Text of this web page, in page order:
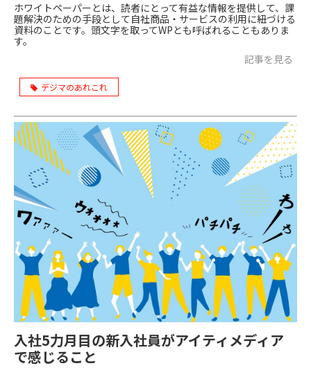
ホワイトペーパーとは、読者にとって有益な情報を提供して、課
題解決のための手段として自社商品・サービスの利用に紐づける
資料のことです。頭文字を取ってWPとも呼ばれることもありま
す。
記事を見る
デジマのあれこれ
入社5力月目の新入社員がアイティメディア
で感じること